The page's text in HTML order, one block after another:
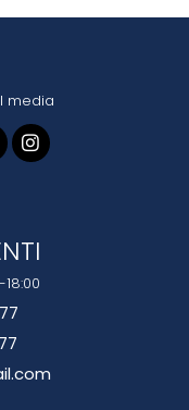
media